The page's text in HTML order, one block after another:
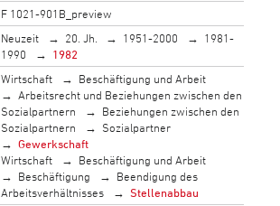
F 1021-901B_preview
Neuzeit 20. Jh. 1951-2000
1981-
1990
1982
Wirtschaft
Beschäftigung und Arbeit
Arbeitsrecht und Beziehungen zwischen den
Sozialpartnern
Beziehungen zwischen den
Sozialpartnern
Sozialpartner
Gewerkschaft
Wirtschaft
Beschäftigung und Arbeit
Beschäftigung
Beendigung des
Arbeitsverhältnisses
Stellenabbau